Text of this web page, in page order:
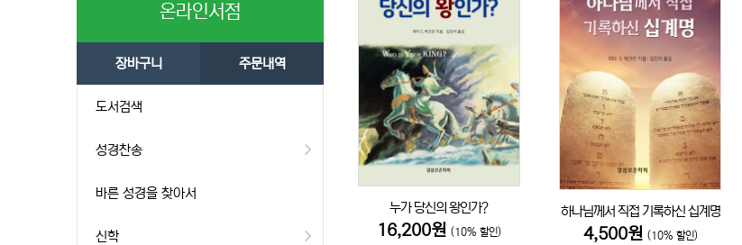
누가 당신의 왕인가?
16,200원 (10% 할인)
하나님께서 직접 기록하신 십계명
4,500원 (10% 할인)
온라인서점
장바구니 주문내역
도서검색
성경찬송
바른 성경을 찾아서
신학